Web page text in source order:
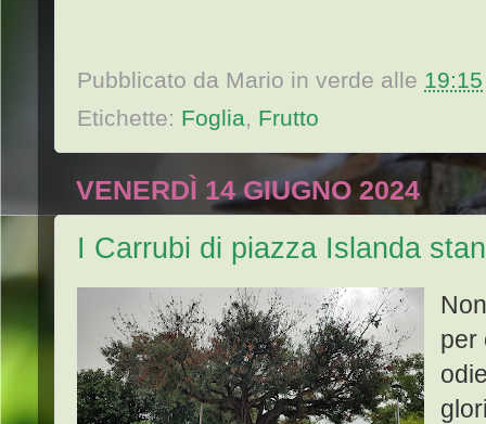
Pubblicato da Mario in verde alle 19:15
Etichette: Foglia, Frutto
VENERDÌ 14 GIUGNO 2024
I Carrubi di piazza Islanda
per